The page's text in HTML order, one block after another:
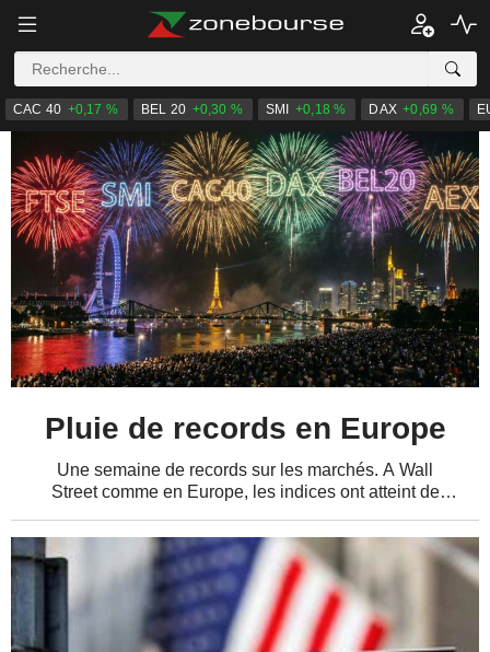
CAC 40 +0,17 % BEL 20 +0,30 % SMI +0,18 % DAX +0,69 %
Pluie de records en Europe
Une semaine de records sur les marchés. A Wall
Street comme en Europe, les indices ont atteint de
d'entreprises et une relative détente de la...